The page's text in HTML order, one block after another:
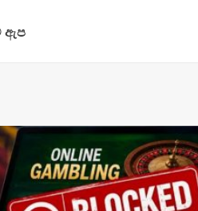
ඇප